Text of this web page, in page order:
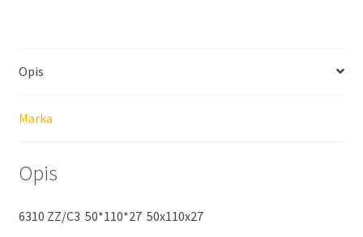
Opis
Marka
Opis
6310 ZZ/C3 50*110*27 50x110x27